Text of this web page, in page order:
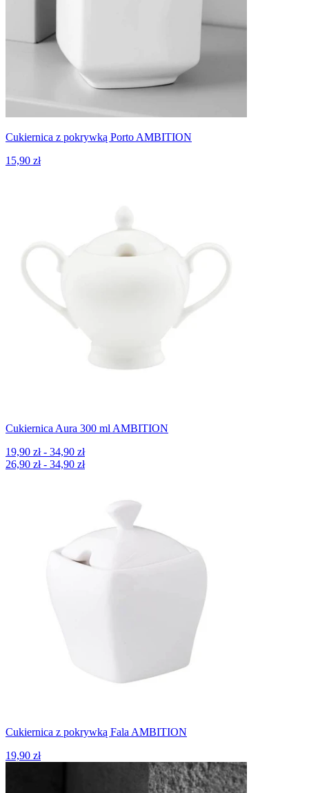
Cukiernica z pokrywką Porto AMBITION
15,90 zł
Cukiernica Aura 300 ml AMBITION
19,90 zł - 34,90 zł
26,90 zł - 34,90 zł
Cukiernica z pokrywką Fala AMBITION
19,90 zł